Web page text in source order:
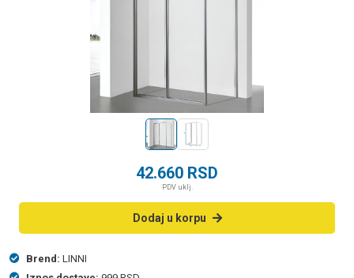
42.660 RSD
PDV uklj.
Dodaj u korpu
Brend: LINNI